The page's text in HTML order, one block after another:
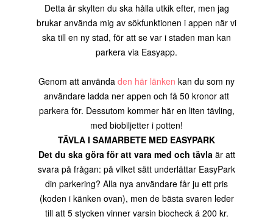
Detta är skylten du ska hålla utkik efter, men jag
brukar använda mig av sökfunktionen i appen när vi
ska till en ny stad, för att se var i staden man kan
parkera via Easyapp.
Genom att använda den här länken kan du som ny
användare ladda ner appen och få 50 kronor att
parkera för. Dessutom kommer här en liten tävling,
med biobiljetter i potten!
TÄVLA I SAMARBETE MED EASYPARK
Det du ska göra för att vara med och tävlaär att
svara på frågan: på vilket sätt underlättar EasyPark
din parkering? Alla nya användare får ju ett pris
(koden i känken ovan), men de bästa svaren leder
till att 5 stycken vinner varsin biocheck á 200 kr.